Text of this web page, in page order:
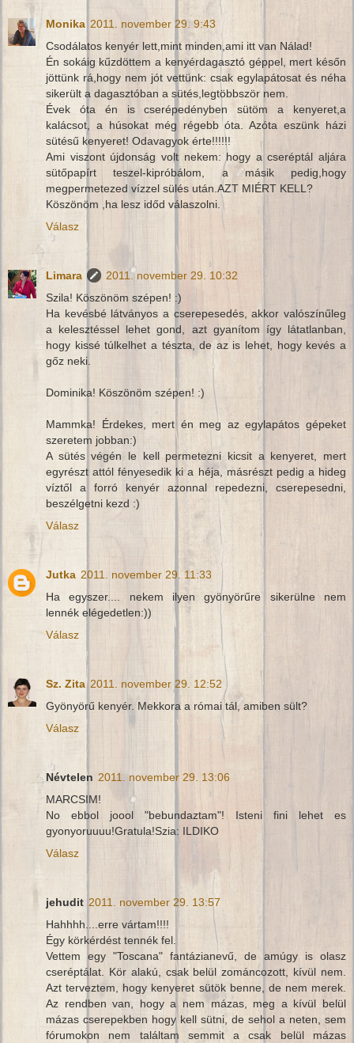
Monika 2011. november 29. 9:43
Csodálatos kenyér lett,mint minden,ami itt van Nálad!
Én sokáig kűzdöttem a kenyérdagasztó géppel, mert későn
jöttünk rá,hogy nem jót vettünk: csak egylapátosat és néha
sikerült a dagasztóban a sütés,legtöbbször nem.
Évek óta én is cserépedényben sütöm a kenyeret,a
kalácsot, a húsokat még régebb óta. Azóta eszünk házi
sütésű kenyeret! Odavagyok érte!!!!!!
Ami viszont újdonság volt nekem: hogy a cseréptál aljára
sütőpapírt teszel-kipróbálom, a másik pedig,hogy
megpermetezed vízzel sülés után.AZT MIÉRT KELL?
Köszönöm ,ha lesz időd válaszolni.
Válasz
Limara
2011. november 29. 10:32
Szila! Köszönöm szépen! :)
Ha kevésbé látványos a cserepesedés, akkor valószínűleg
a kelesztéssel lehet gond, azt gyanítom így látatlanban,
hogy kissé túlkelhet a tészta, de az is lehet, hogy kevés a
gőz neki.
Dominika! Köszönöm szépen! :)
Mammka! Érdekes, mert én meg az egylapátos gépeket
szeretem jobban:)
A sütés végén le kell permetezni kicsit a kenyeret, mert
egyrészt attól fényesedik ki a héja, másrészt pedig a hideg
víztől a forró kenyér azonnal repedezni, cserepesedni,
beszélgetni kezd :)
Válasz
Jutka 2011. november 29. 11:33
Ha egyszer.... nekem ilyen gyönyörűre sikerülne nem
lennék elégedetlen:))
Válasz
Sz. Zita 2011. november 29. 12:52
Gyönyörű kenyér. Mekkora a római tál, amiben sült?
Válasz
Névtelen 2011. november 29. 13:06
MARCSIM!
No ebbol joool "bebundaztam"! Isteni fini lehet es
gyonyoruuuu!Gratula!Szia: ILDIKO
Válasz
jehudit 2011. november 29. 13:57
Hahhhh....erre vártam!!!!
Égy körkérdést tennék fel.
Vettem egy "Toscana" fantázianevű, de amúgy is olasz
cseréptálat. Kör alakú, csak belül zománcozott, kívül nem.
Azt terveztem, hogy kenyeret sütök benne, de nem merek.
Az rendben van, hogy a nem mázas, meg a kívül belül
mázas cserepekben hogy kell sütni, de sehol a neten, sem
fórumokon nem találtam semmit a csak belül mázas